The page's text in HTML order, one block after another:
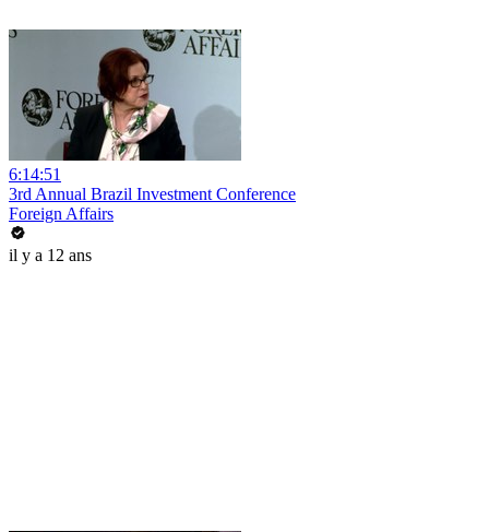
6:14:51
3rd Annual Brazil Investment Conference
Foreign Affairs
il y a 12 ans